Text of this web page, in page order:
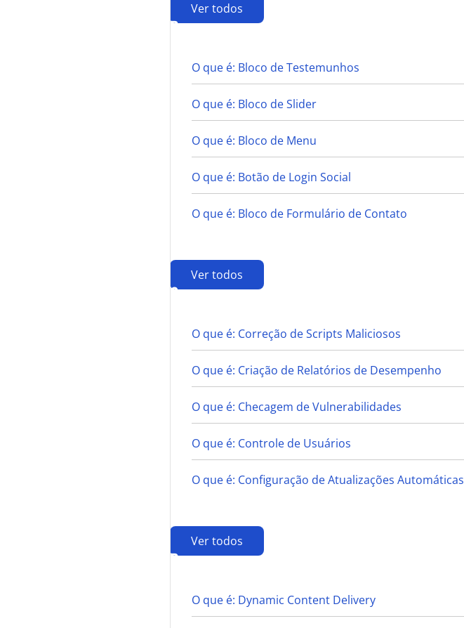
Ver todos
B
O que é: Bloco de Testemunhos
O que é: Bloco de Slider
O que é: Bloco de Menu
O que é: Botão de Login Social
O que é: Bloco de Formulário de Contato
Ver todos
C
O que é: Correção de Scripts Maliciosos
O que é: Criação de Relatórios de Desempenho
O que é: Checagem de Vulnerabilidades
O que é: Controle de Usuários
O que é: Configuração de Atualizações Automáticas
Ver todos
D
O que é: Dynamic Content Delivery